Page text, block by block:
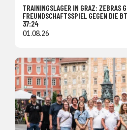
TRAININGSLAGER IN GRAZ: ZEBRAS
FREUNDSCHAFTSSPIEL GEGEN DIE
37:24
01.08.26